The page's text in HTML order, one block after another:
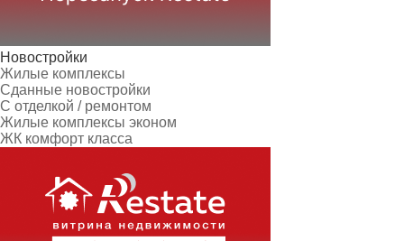
Новостройки
Жилые комплексы
Сданные новостройки
С отделкой / ремонтом
Жилые комплексы эконом
ЖК комфорт класса